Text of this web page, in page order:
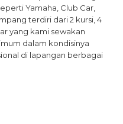
Yamaha, Club Car,
terdiri dari 2 kursi, 4
yang kami sewakan
dalam kondisinya
di lapangan berbagai